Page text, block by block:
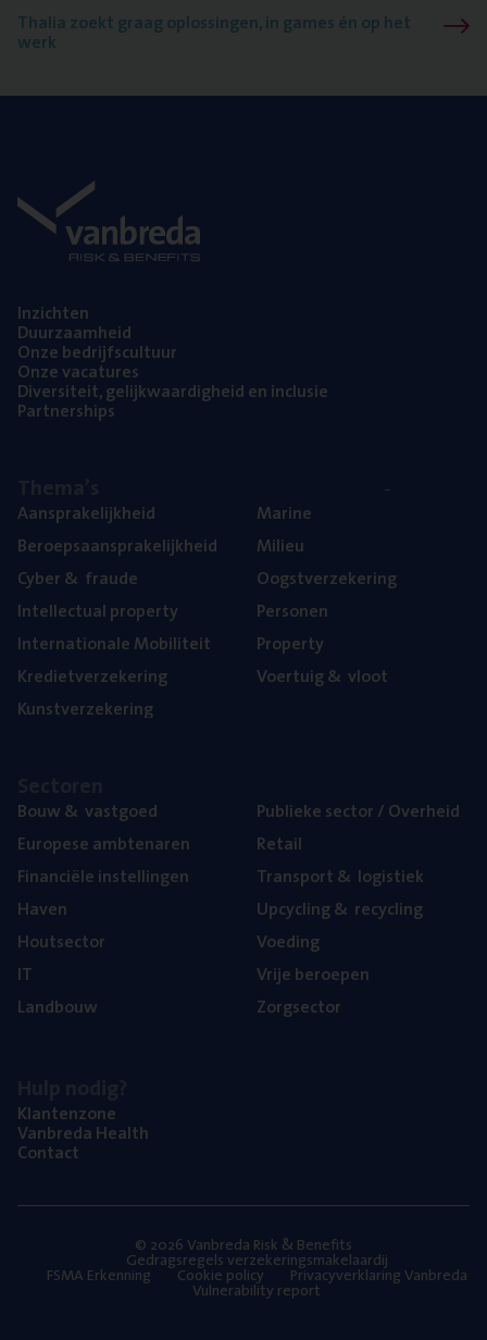
Thalia zoekt graag oplossingen, in games én op het
werk
Inzich­ten
Duur­zaam­heid
Onze bedrijfs­cul­tuur
Onze vaca­tu­res
Diver­si­teit, gelijk­waar­dig­heid en inclusie
Part­ner­ships
Aan­spra­ke­lijk­heid
Beroeps­aan­spra­ke­lijk­heid
Cyber& fraude
Intel­lec­tu­al property
Inter­na­ti­o­na­le Mobiliteit
Kre­diet­ver­ze­ke­ring
Kunst­ver­ze­ke­ring
Mari­ne
Mili­eu
Oogst­ver­ze­ke­ring
Per­so­nen
Pro­per­ty
Voer­tuig& vloot
Bouw& vastgoed
Euro­pe­se ambtenaren
Finan­ci­ë­le instellingen
Haven
Hout­sec­tor
IT
Land­bouw
Publie­ke sec­tor / Overheid
Retail
Trans­port& logistiek
Upcy­cling& recycling
Voe­ding
Vrije beroe­pen
Zorg­sec­tor
Klan­ten­zo­ne
Van­b­re­da Health
Con­tact
© 2026 Vanbreda Risk & Benefits
Gedragsregels verzekeringsmakelaardij
FSMA Erkenning Cookie policy Privacyverklaring Vanbreda
Vulnerability report